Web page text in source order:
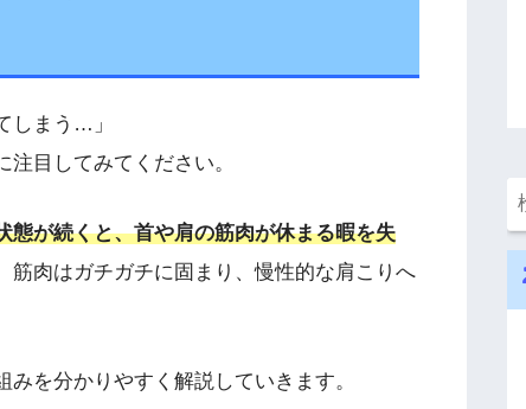
しまう…」
目してみてください。
態が続くと、首や肩の筋肉が休まる暇を失
筋肉はガチガチに固まり、慢性的な肩こりへ
を分かりやすく解説していきます。